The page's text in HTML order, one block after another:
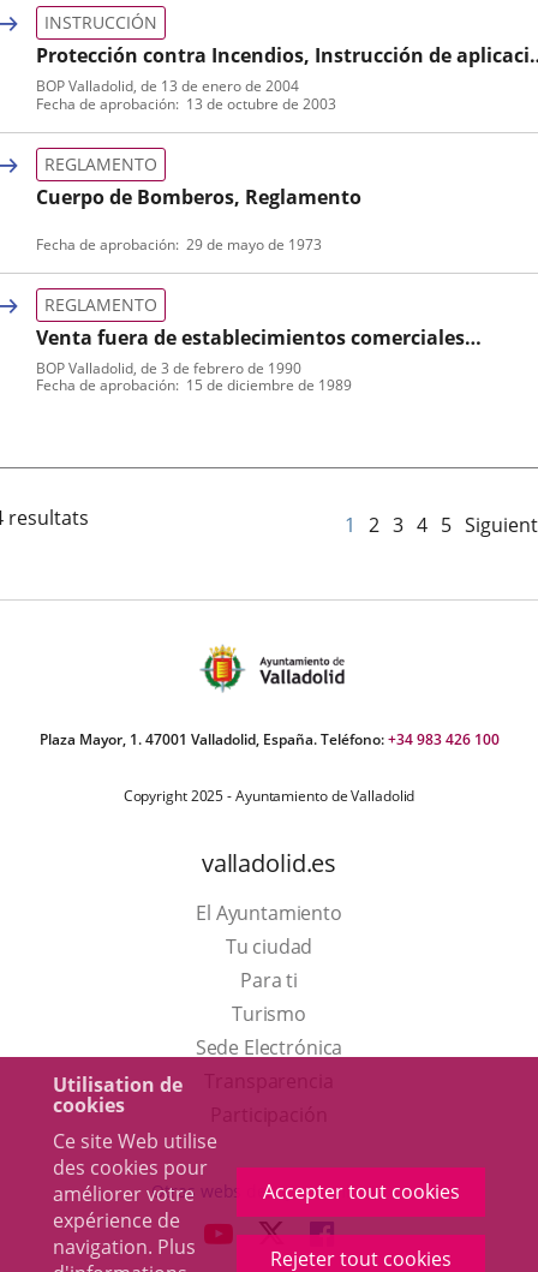
Utilisation de
cookies
Ce site Web utilise
des cookies pour
améliorer votre
expérience de
navigation. Plus
Accepter tout cookies
Rejeter tout cookies
Protección contra Incendios, Instrucción de
de normativa
Tipo
de
normativa
INSTRUCCIÓN
Referencia
boletin
BOP Valladolid, de 13 de enero de 2004
Fecha de aprobación 13 de octubre de 2003
Cuerpo de Bomberos, Reglamento
de
normativa
REGLAMENTO
Fecha de aprobación 29 de mayo de 1973
Venta fuera de establecimientos comerciales
permanentes, Reglamento
Tipo
de
REGLAMENTO
Referencia
boletin
BOP Valladolid, de 3 de febrero de 1990
Fecha de aprobación 15 de diciembre de 1989
resultats 1 2 3 4 5
Plaza Mayor, 1. 47001 Valladolid, España. Teléfono:+34 983 426 100
Copyright 2025 - Ayuntamiento de Valladolid
valladolid.es
El Ayuntamiento
Tu ciudad
Para ti
TurismoEste
enlace
una
ventana
nueva.
Sede Electrónica
externa.
Otras webs del ayuntamiento
ENLACEENLACE
A
ENLACE
A